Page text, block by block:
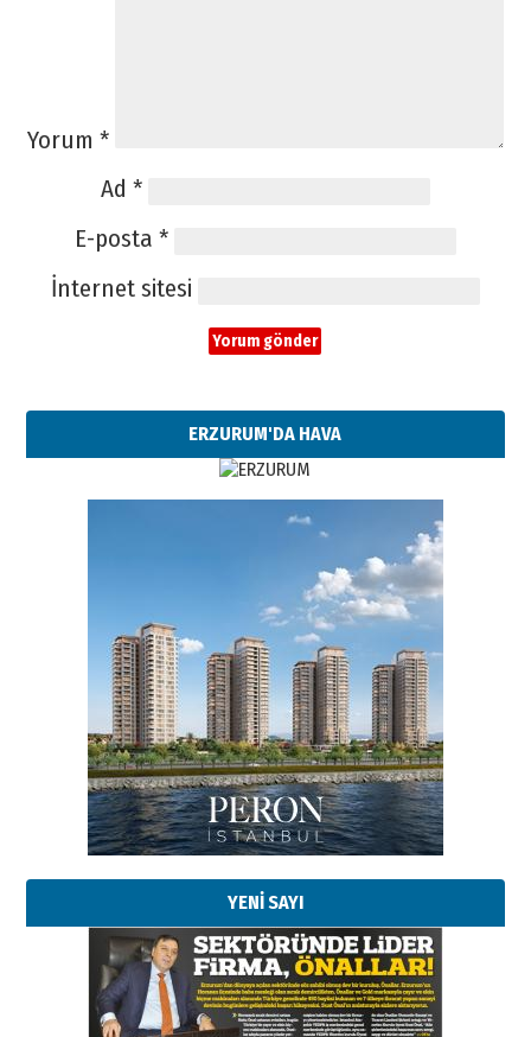
Yorum *
Ad *
E-posta *
İnternet sitesi
ERZURUM'DA HAVA
YENİ SAYI
Esat BİNDESEN
Başkan Sekmen’den Erzurum’a
bir vizyon proje daha!
02 Ağustos 2026 Pazar
Kadir SABUNCUOĞLU
Erzurumspor’un köşe taşları
29 Haziran 2026 Pazartesi
Kenan GÜLERCİ
Murat Şahsuvaroğlu ERKON’da
çıtayı yukarı taşırken,
yönetimdekiler aşağı
çekmemeli!
17 Şubat 2026 SalıOrhan BOZKURT